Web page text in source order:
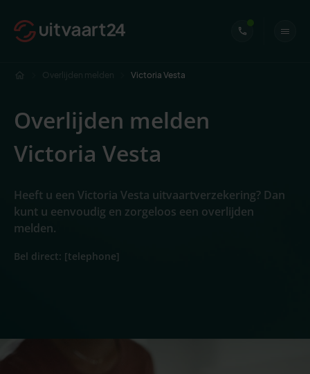
Overlijden melden Victoria Vesta
Overlijden melden
Victoria Vesta
Heeft u een Victoria Vesta uitvaartverzekering? Dan
kunt u eenvoudig en zorgeloos een overlijden
melden.
Bel direct: [telephone]